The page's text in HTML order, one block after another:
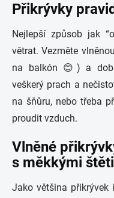
Přikrývky
Nejlepší způsob jak
větrat. Vezměte
na balkón 😊) a
veškerý prach a
na šňůru, nebo třeba
proudit vzduch.
Vlněné
s měkkými
Jako většina přikrývek